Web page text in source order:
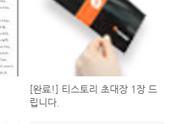
[완료!] 티스토리 초대장 1장 드
립니다.